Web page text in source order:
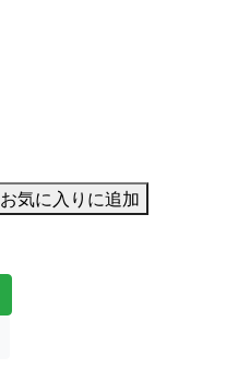
お気に入りに追加